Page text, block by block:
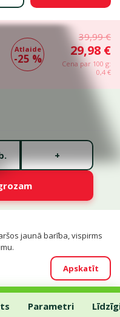
Atlaide
-25 %
39,99 €
29,98 €
Cena par 100 g:
0,4 €
+
jaunā barība, vispirms
Apskatīt
1+ Chicken Weight
Parametri